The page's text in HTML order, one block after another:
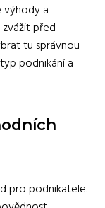
výhody a
před
tu správnou
podnikání a
pro podnikatele.